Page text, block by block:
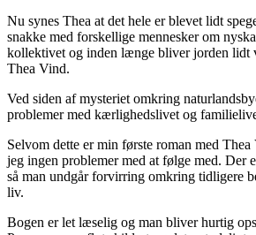
Nu synes Thea at det hele er blevet lidt
snakke med forskellige mennesker om
kollektivet og inden længe bliver jorden lidt
Thea Vind.
Ved siden af mysteriet omkring
problemer med kærlighedslivet og
Selvom dette er min første roman med
jeg ingen problemer med at følge med. Der
så man undgår forvirring omkring tidligere
liv.
Bogen er let læselig og man bliver hurtig